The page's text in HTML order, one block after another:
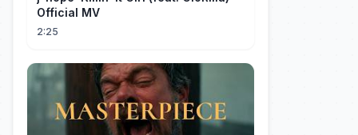
Official MV
2:25